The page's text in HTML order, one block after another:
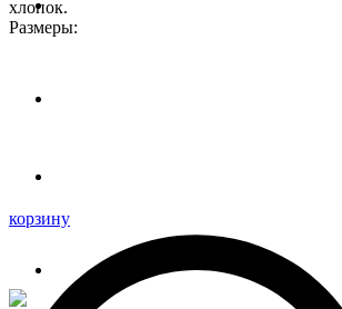
хлопок.
Размеры:
корзину